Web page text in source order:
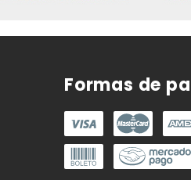
Formas de